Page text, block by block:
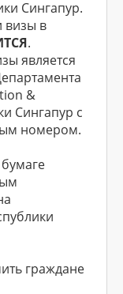
Сингапур.
визы в
.
является
&
Сингапур с
номером.
граждане